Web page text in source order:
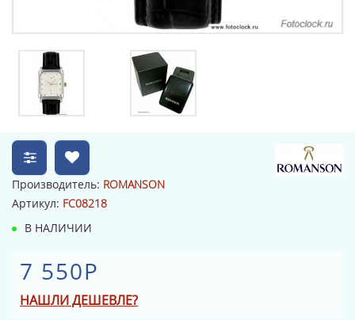
Производитель: ROMANSON
Артикул: FC08218
В НАЛИЧИИ
7 550Р
НАШЛИ ДЕШЕВЛЕ?